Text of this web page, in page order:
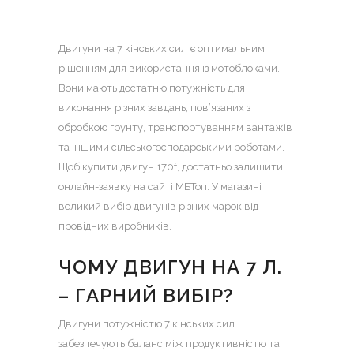
Двигуни на 7 кінських сил є оптимальним
рішенням для використання із мотоблоками.
Вони мають достатню потужність для
виконання різних завдань, пов’язаних з
обробкою грунту, транспортуванням вантажів
та іншими сільськогосподарськими роботами.
Щоб купити двигун 170f, достатньо залишити
онлайн-заявку на сайті МБТоп. У магазині
великий вибір двигунів різних марок від
провідних виробників.
ЧОМУ ДВИГУН НА 7 Л.
– ГАРНИЙ ВИБІР?
Двигуни потужністю 7 кінських сил
забезпечують баланс між продуктивністю та